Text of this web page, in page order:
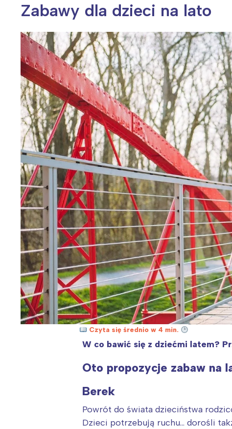
Wiosenny koncert ptaków na płocie Kwitnąca wiśnia
Zabawy dla dzieci na lato
Czyta się średnio w 4 min.
W co bawić się z dziećmi latem?
Oto propozycje zabaw na
Berek
Powrót do świata dzieciństwa
Dzieci potrzebują ruchu… dorośli